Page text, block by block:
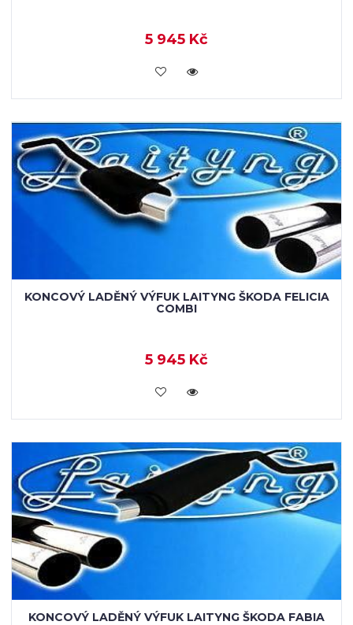
5 945 Kč
VLOŽIT DO KOŠÍKU
KONCOVÝ LADĚNÝ VÝFUK LAITYNG ŠKODA FELICIA
COMBI
5 945 Kč
VLOŽIT DO KOŠÍKU
KONCOVÝ LADĚNÝ VÝFUK LAITYNG ŠKODA FABIA